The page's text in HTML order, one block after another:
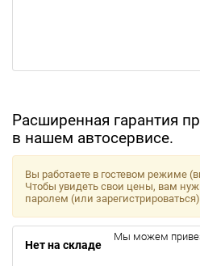
Расширенная гарантия
в нашем автосервисе.
Вы работаете в гостевом режиме
Чтобы увидеть свои цены, вам
паролем (или
Нет на складе
Мы можем